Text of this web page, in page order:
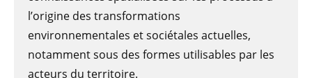
l’origine des transformations
environnementales et sociétales actuelles,
notamment sous des formes utilisables par les
acteurs du territoire.